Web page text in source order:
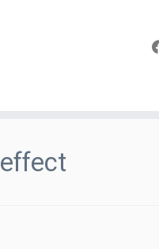
content
effect